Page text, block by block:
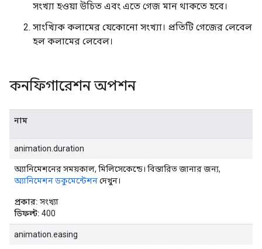
সংখ্যা হওয়া উচিত এবং এতে গেজ মান থাকতে হবে।
সাংখ্যিক কলামের যেকোনো সংখ্যা। প্রতিটি গেজের লেবেল
হল কলামের লেবেল।
কনফিগারেশন অপশন
নাম
animation.duration
অ্যানিমেশনের সময়কাল, মিলিসেকেন্ডে। বিস্তারিত জানার জন্য,
অ্যানিমেশন ডকুমেন্টেশনদেখুন।
প্রকার: সংখ্যা
ডিফল্ট: 400
animation.easing